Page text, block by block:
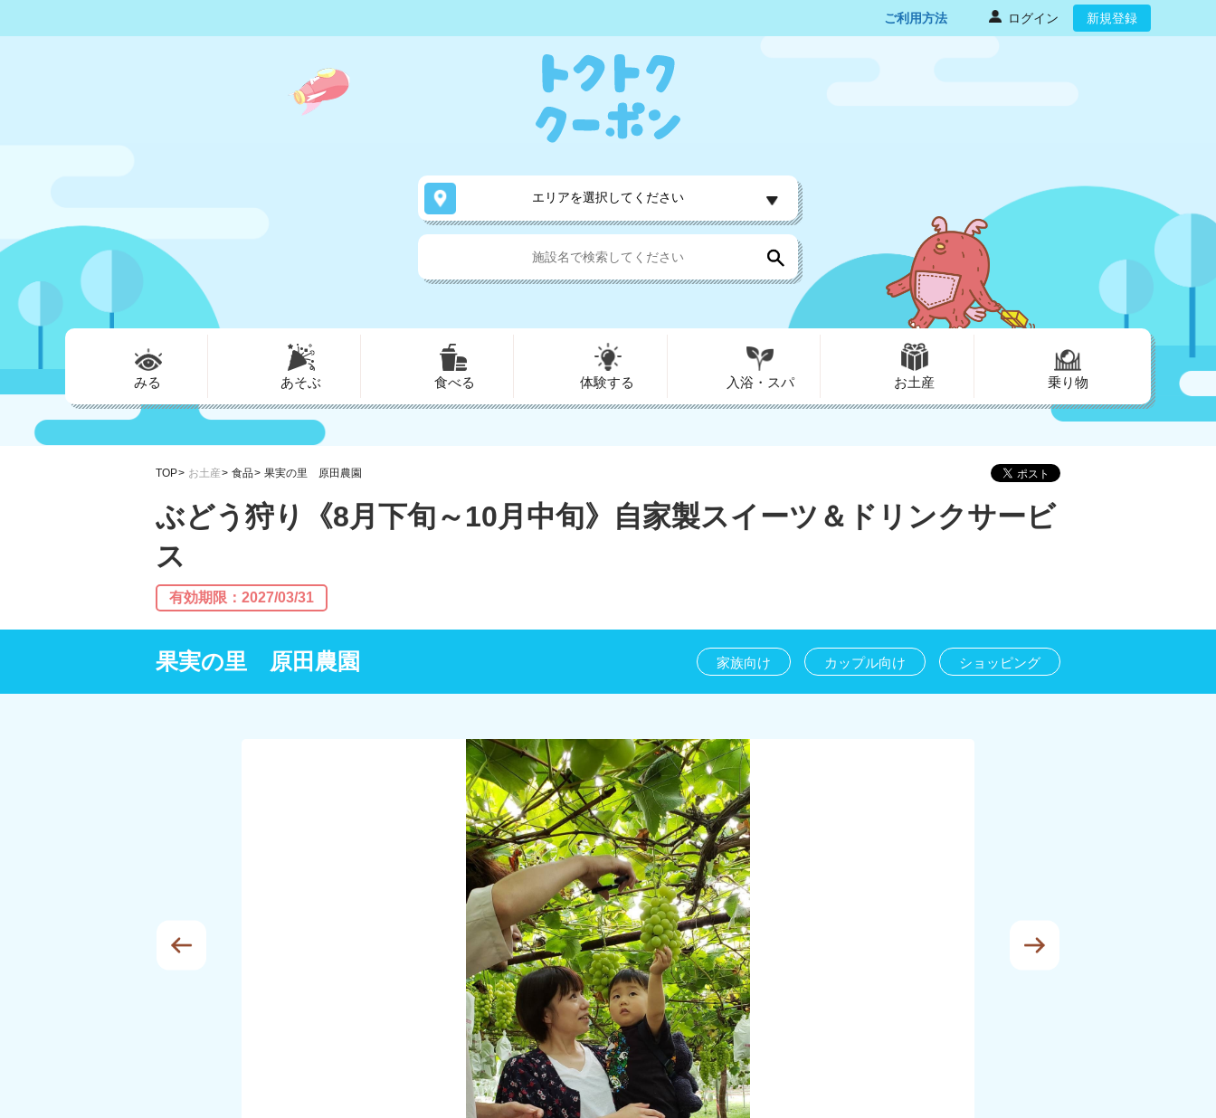
ご利用方法 ログイン 新規登録
エリアを選択してください
みる あそぶ 食べる 体験する 入浴・スパ お土産 乗り物
TOP お土産 食品 果実の里 原田農園
ぶどう狩り《8月下旬～10月中旬》自家製スイーツ＆ドリンクサービ
ス
有効期限：2027/03/31
果実の里 原田農園 家族向け カップル向け ショッピング